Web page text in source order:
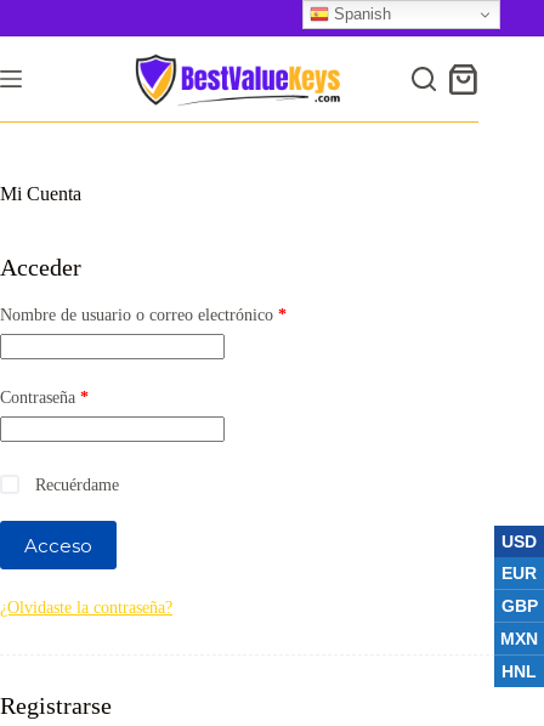
Mi Cuenta
Acceder
Nombre de usuario o correo electrónico *Obligatorio
Contraseña *Obligatorio
Recuérdame
Acceso
¿Olvidaste la contraseña?
Registrarse
Spanish
USD
EUR
GBP
MXN
HNL